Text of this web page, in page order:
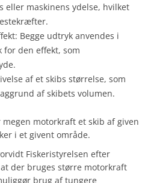
eller maskinens ydelse, hvilket
Begge udtryk anvendes i
for den effekt, som
af et skibs størrelse, som
af skibets volumen.
motorkraft et skib af given
i et givent område.
Fiskeristyrelsen efter
der bruges større motorkraft
brug af tungere